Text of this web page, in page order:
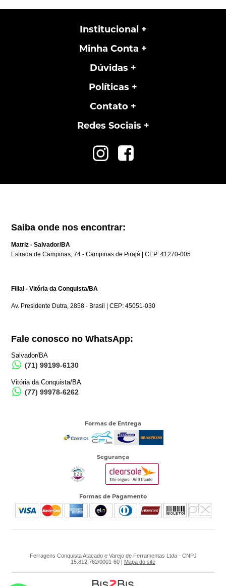
Institucional
Minha Conta
Dúvidas
Políticas
Contato
Redes Sociais
Saiba onde nos encontrar:
Matriz - Salvador/BA
Estrada de Campinas, 74 - Campinas de Pirajá | CEP: 41270-005
Filial - Vitória da Conquista/BA
Av. Presidente Dutra, 2858 - Brasil | CEP: 45051-030
Fale conosco no WhatsApp:
Salvador/BA
(71) 99199-6130
Vitória da Conquista/BA
(77) 99978-6262
Formas de Entrega
Segurança
Formas de Pagamento
Ferragens Conquista Atacado e Varejo de Ferramentas Ltda - CNPJ
15.812.762/0001-60 | Mapa do site